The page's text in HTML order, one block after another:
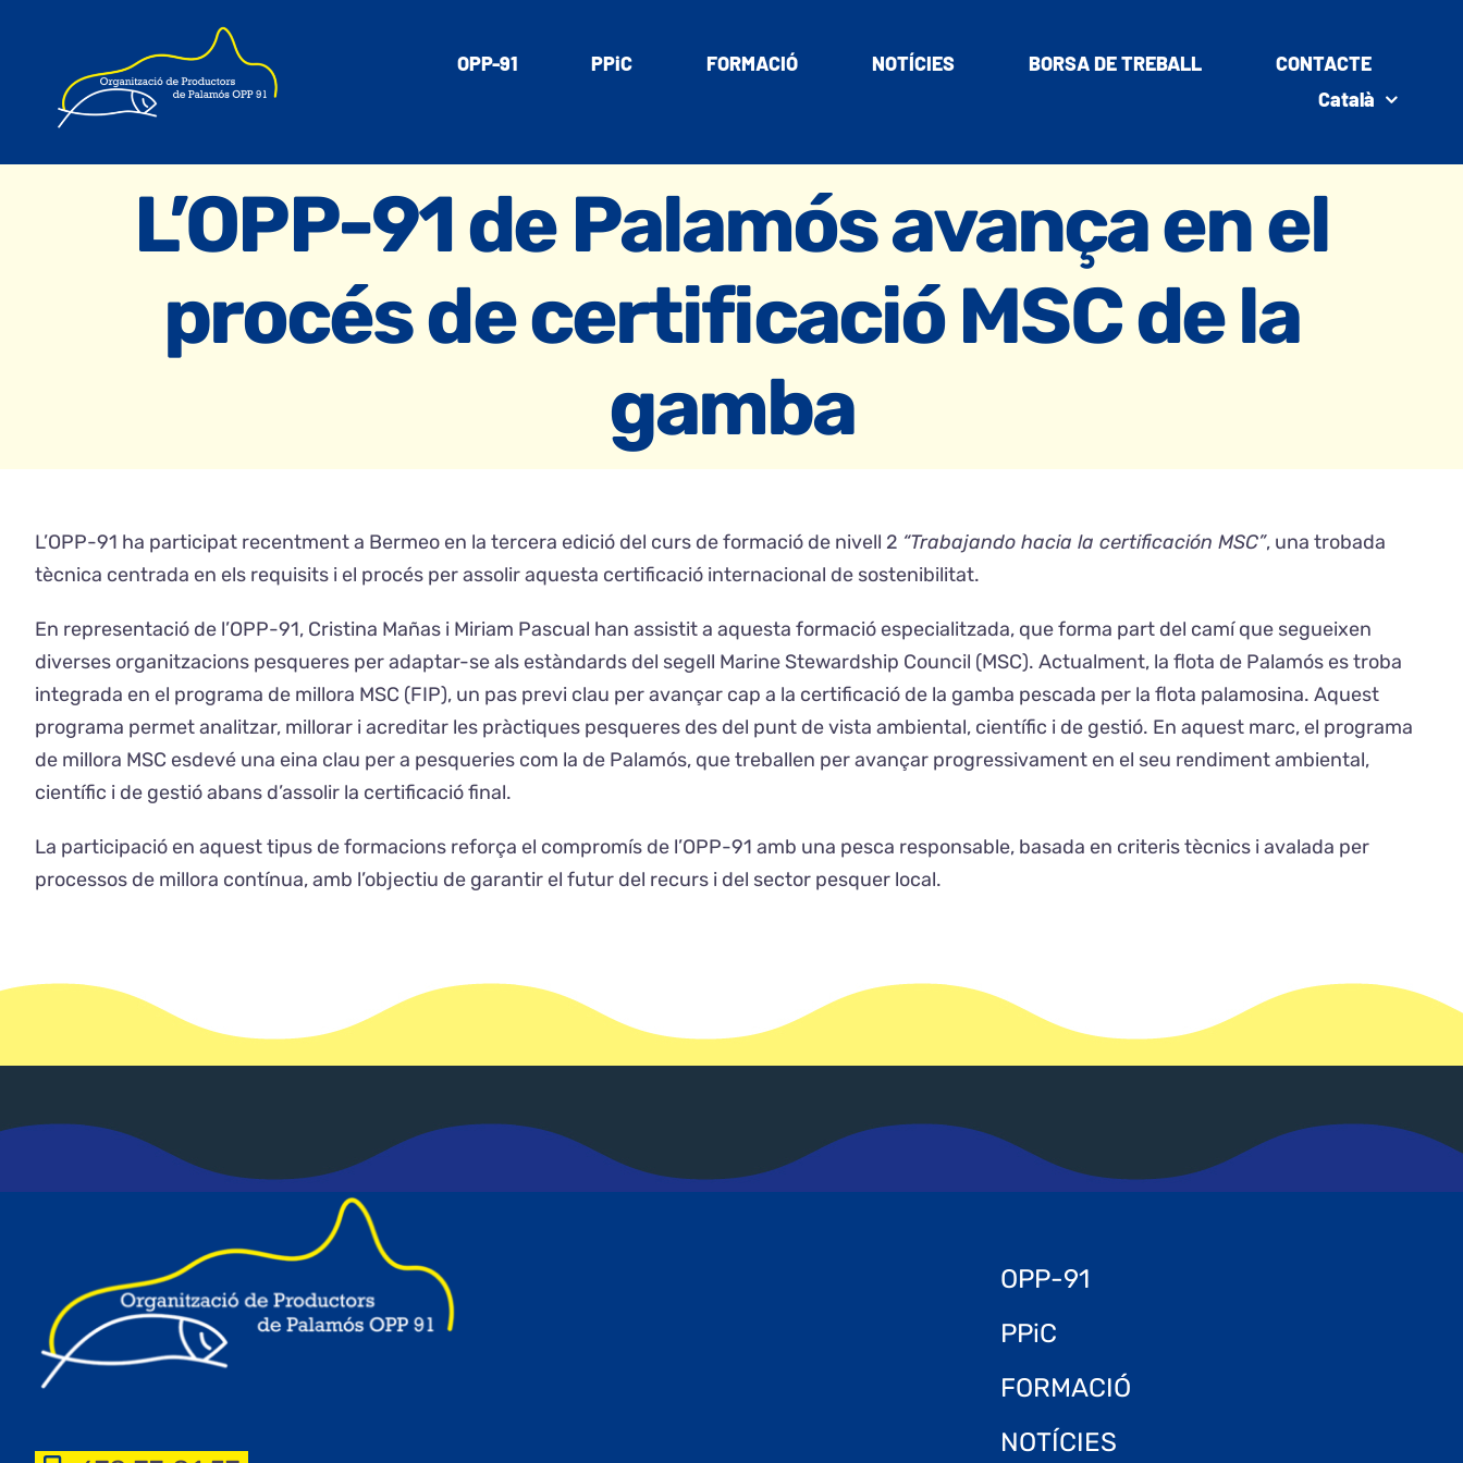
content
OPP-91 PPiC FORMACIÓ NOTÍCIES BORSA DE TREBALL
CONTACTE
Català
L’OPP-91 de Palamós avança en el
procés de certificació MSC de la
gamba
L’OPP-91 ha participat recentment a Bermeo en la tercera edició del curs de formació de nivell 2 “Trabajando hacia la certificación MSC”, una trobada
tècnica centrada en els requisits i el procés per assolir aquesta certificació internacional de sostenibilitat.
En representació de l’OPP-91, Cristina Mañas i Miriam Pascual han assistit a aquesta formació especialitzada, que forma part del camí que segueixen
diverses organitzacions pesqueres per adaptar-se als estàndards del segell Marine Stewardship Council (MSC). Actualment, la flota de Palamós es troba
integrada en el programa de millora MSC (FIP), un pas previ clau per avançar cap a la certificació de la gamba pescada per la flota palamosina. Aquest
programa permet analitzar, millorar i acreditar les pràctiques pesqueres des del punt de vista ambiental, científic i de gestió. En aquest marc, el programa
de millora MSC esdevé una eina clau per a pesqueries com la de Palamós, que treballen per avançar progressivament en el seu rendiment ambiental,
científic i de gestió abans d’assolir la certificació final.
La participació en aquest tipus de formacions reforça el compromís de l’OPP-91 amb una pesca responsable, basada en criteris tècnics i avalada per
processos de millora contínua, amb l’objectiu de garantir el futur del recurs i del sector pesquer local.
OPP-91
PPiC
FORMACIÓ
NOTÍCIES